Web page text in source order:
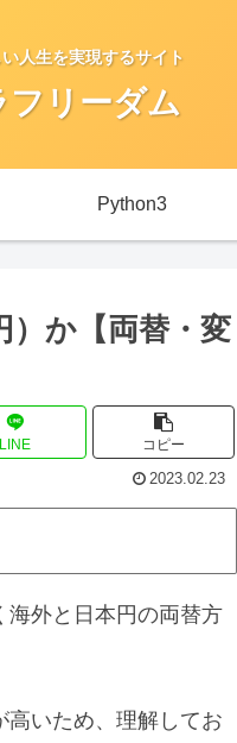
人生を実現するサイト
フリーダム
Python3
）か【両替・変
LINE コピー
2023.02.23
海外と日本円の両替方
高いため、理解してお